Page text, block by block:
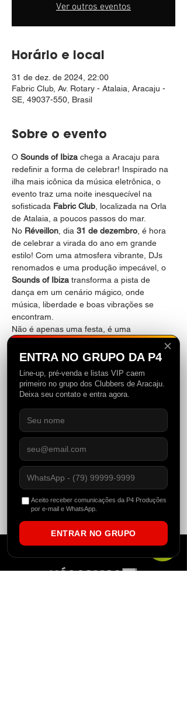
Ver outros eventos
Horário e local
31 de dez. de 2024, 22:00
Fabric Club, Av. Rotary - Atalaia, Aracaju -
SE, 49037-550, Brasil
Sobre o evento
O Sounds of Ibiza chega a Aracaju para
redefinir a forma de celebrar! Inspirado na
ilha mais icônica da música eletrônica, o
evento traz uma noite inesquecível na
sofisticada Fabric Club , localizada na Orla
de Atalaia, a poucos passos do mar.
No Réveillon , dia 31 de dezembro , é hora
de celebrar a virada do ano em grande
estilo! Com uma atmosfera vibrante, DJs
renomados e uma produção impecável, o
Sounds of Ibiza transforma a pista de
dança em um cenário mágico, onde
música, liberdade e boas vibrações se
encontram.
Não é apenas uma festa, é uma
experiência que vai marcar a cena
eletrônica de Aracaju e criar memórias
limitados! Não perca a chance de fazer
parte dessa história que está só
momento! 🌴✨
Compartilhe esse evento
✕
ENTRA NO GRUPO DA P4
Line-up, pré-venda e listas VIP caem
primeiro no grupo dos Clubbers de Aracaju.
Deixa seu contato e entra agora.
Aceito receber comunicações da P4 Produções
por e-mail e WhatsApp.
ENTRAR NO GRUPO